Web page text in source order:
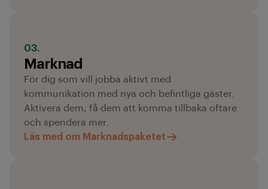
03.
Marknad
För dig som vill jobba aktivt med
kommunikation med nya och befintliga gäster.
Aktivera dem, få dem att komma tillbaka oftare
och spendera mer.
Läs med om Marknadspaketet